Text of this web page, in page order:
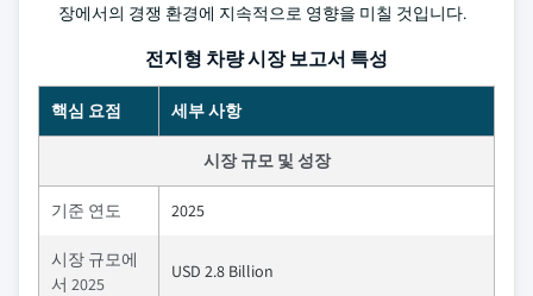
장에서의 경쟁 환경에 지속적으로 영향을 미칠 것입니다.
전지형 차량 시장 보고서 특성
핵심 요점 세부 사항
시장 규모 및 성장
기준 연도 2025
시장 규모에
서 2025
USD 2.8 Billion